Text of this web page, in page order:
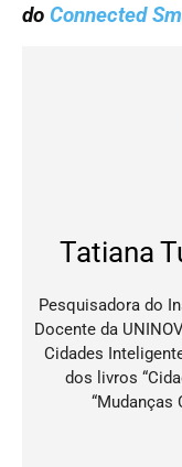
do Connected
Tatiana
Pesquisadora do
Docente da
Cidades
dos livros